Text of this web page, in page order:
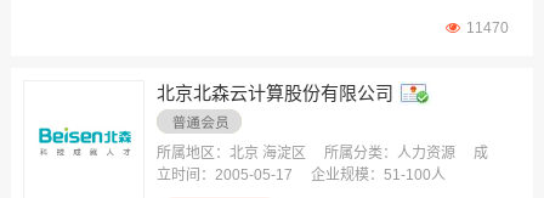
11470
北京北森云计算股份有限公司
所属地区：北京 海淀区 所属分类：人力资源
成
立时间：2005-05-17
企业规模：51-100人